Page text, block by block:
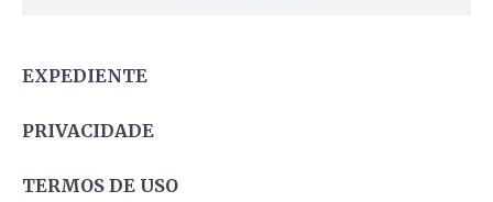
EXPEDIENTE
PRIVACIDADE
TERMOS DE USO